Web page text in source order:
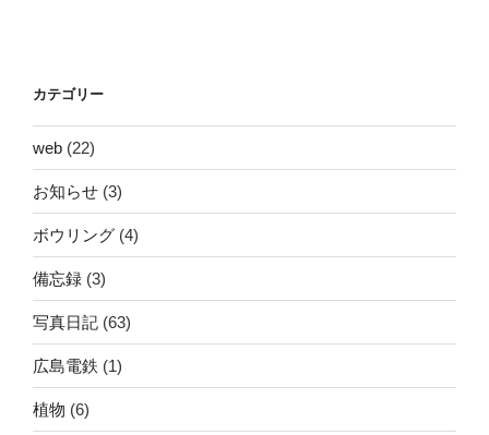
ン
カテゴリー
web (22)
お知らせ (3)
ボウリング (4)
備忘録 (3)
写真日記 (63)
広島電鉄 (1)
植物 (6)